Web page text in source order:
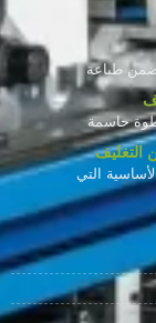
طباعة
حاسمة
التغليف
التي